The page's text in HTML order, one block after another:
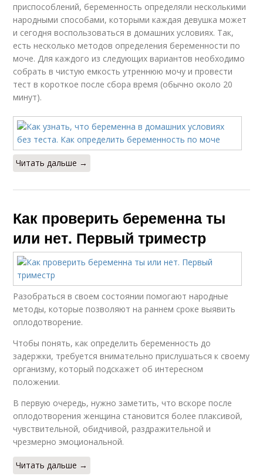
приспособлений, беременность определяли несколькими
народными способами, которыми каждая девушка может
и сегодня воспользоваться в домашних условиях. Так,
есть несколько методов определения беременности по
моче. Для каждого из следующих вариантов необходимо
собрать в чистую емкость утреннюю мочу и провести
тест в короткое после сбора время (обычно около 20
минут).
Читать дальше →
Как проверить беременна ты
или нет. Первый триместр
Разобраться в своем состоянии помогают народные
методы, которые позволяют на раннем сроке выявить
оплодотворение.
Чтобы понять, как определить беременность до
задержки, требуется внимательно прислушаться к своему
организму, который подскажет об интересном
положении.
В первую очередь, нужно заметить, что вскоре после
оплодотворения женщина становится более плаксивой,
чувствительной, обидчивой, раздражительной и
чрезмерно эмоциональной.
Читать дальше →